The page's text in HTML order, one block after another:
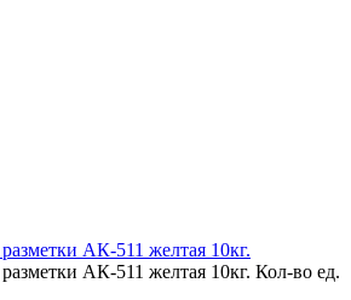
АК-511 желтая 10кг.
АК-511 желтая 10кг. Кол-во ед.